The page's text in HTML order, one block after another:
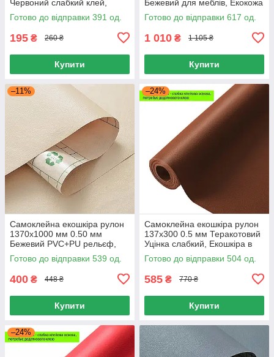
Червоний слабкий клей,
Ремонт салону авто
1370x1000 мм Червоний
Готово до відправки 391 од.
195 ₴ 260 ₴
Купити
Бежевий для меблів, Екокожа
в рулоні 1370х3000 0.5 мм
Готово до відправки 617 од.
1 010 ₴ 1 105 ₴
Купити
–11%
Самоклейна екошкіра рулон
1370х1000 мм 0.50 мм
Бежевий PVC+PU рельєф,
Екокожа самоклейна
1370х1000 0.5 мм
Готово до відправки 539 од.
400 ₴ 448 ₴
Купити
–24%
Самоклейна екошкіра рулон
137х300 0.5 мм Теракотовий
Уцінка слабкий, Екошкіра в
рулоні ремонт меблів
автосалон
Готово до відправки 504 од.
585 ₴ 770 ₴
Купити
–24%